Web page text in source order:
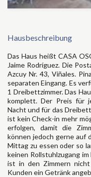
Hausbeschreibung
Das Haus heißt CASA
Jaime Rodríguez. Die
Azcuy Nr. 43, Viñales.
separaten Eingang. Es
1 Dreibettzimmer. Das
komplett. Der Preis für
Nacht und für das
ist kein Check-in mehr
erfolgen, damit die
können jedoch gerne auf
Mittag zu essen oder so
keinen Rollstuhlzugang
ist in den Zimmern
Kunden ein Getränk